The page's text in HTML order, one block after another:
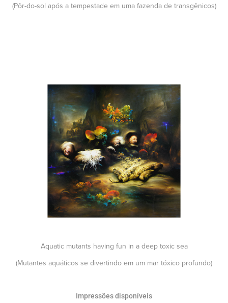
(Pôr-do-sol após a tempestade em uma fazenda de transgênicos)
Aquatic mutants having fun in a deep toxic sea
(Mutantes aquáticos se divertindo em um mar tóxico profundo)
Impressões disponíveis